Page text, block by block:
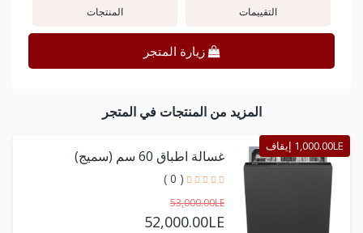
التقييمات المنتجات
زيارة المتجر
المزيد من المنتجات في المتجر
1,000.00LE إيقاف
غسالة اطباق 60 سم (سميج)
( 0 )
53,000.00LE
52,000.00LE